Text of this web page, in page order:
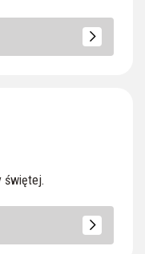
świętej.